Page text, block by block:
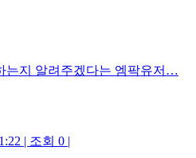
는지 알려주겠다는 엠팍유저…
| 조회 0 |